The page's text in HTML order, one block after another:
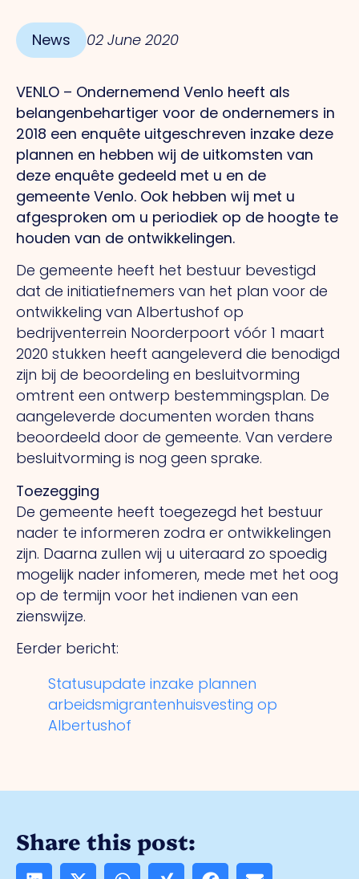
News 02 June 2020
VENLO – Ondernemend Venlo heeft als
belangenbehartiger voor de ondernemers in
2018 een enquête uitgeschreven inzake deze
plannen en hebben wij de uitkomsten van
deze enquête gedeeld met u en de
gemeente Venlo. Ook hebben wij met u
afgesproken om u periodiek op de hoogte te
houden van de ontwikkelingen.
De gemeente heeft het bestuur bevestigd
dat de initiatiefnemers van het plan voor de
ontwikkeling van Albertushof op
bedrijventerrein Noorderpoort vóór 1 maart
2020 stukken heeft aangeleverd die benodigd
zijn bij de beoordeling en besluitvorming
omtrent een ontwerp bestemmingsplan. De
aangeleverde documenten worden thans
beoordeeld door de gemeente. Van verdere
besluitvorming is nog geen sprake.
Toezegging
De gemeente heeft toegezegd het bestuur
nader te informeren zodra er ontwikkelingen
zijn. Daarna zullen wij u uiteraard zo spoedig
mogelijk nader infomeren, mede met het oog
op de termijn voor het indienen van een
zienswijze.
Eerder bericht:
Statusupdate inzake plannen
arbeidsmigrantenhuisvesting op
Albertushof
Share this post: